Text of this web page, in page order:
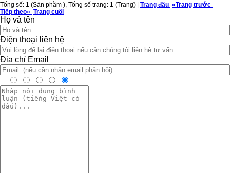
Tổng số: 1 (Sản phầm ), Tổng số trang: 1 (Trang) | Trang đầu «Trang trước
Tiếp theo» Trang cuối
Họ và tên
Điện thoại liên hệ
Địa chỉ Email